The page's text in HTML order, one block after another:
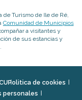
de Turismo de Ile de Ré,
Comunidad de Municipios
a visitantes y
de sus estancias y
Politica de cookies
personales